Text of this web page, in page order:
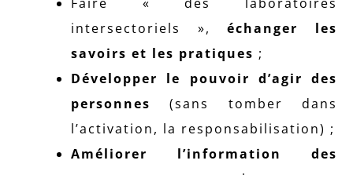
intersectoriels »,échanger les
savoirs et les pratiques ;
Développer le pouvoir d’agir des
personnes (sans tomber dans
l’activation, la responsabilisation) ;
Améliorer l’information des